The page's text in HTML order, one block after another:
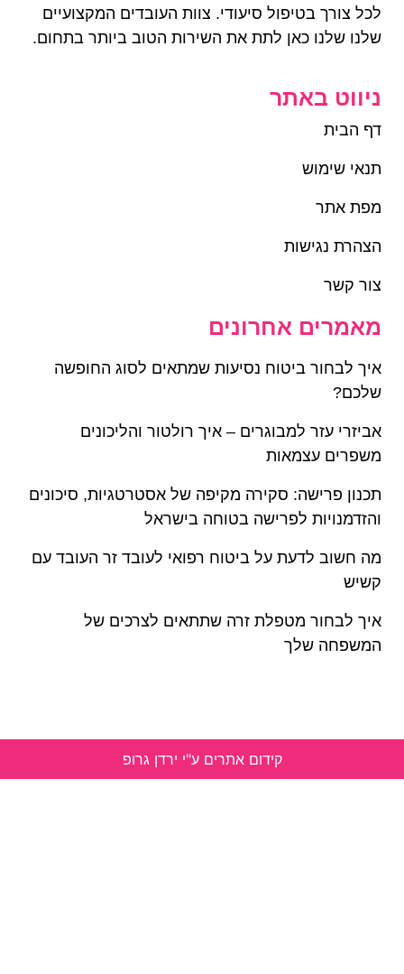
לכל צורך בטיפול סיעודי. צוות העובדים המקצועיים
שלנו שלנו כאן לתת את השירות הטוב ביותר בתחום.
ניווט באתר
דף הבית
תנאי שימוש
מפת אתר
הצהרת נגישות
צור קשר
מאמרים אחרונים
איך לבחור ביטוח נסיעות שמתאים לסוג החופשה
שלכם?
אביזרי עזר למבוגרים – איך רולטור והליכונים
משפרים עצמאות
תכנון פרישה: סקירה מקיפה של אסטרטגיות, סיכונים
והזדמנויות לפרישה בטוחה בישראל
מה חשוב לדעת על ביטוח רפואי לעובד זר העובד עם
קשיש
איך לבחור מטפלת זרה שתתאים לצרכים של
המשפחה שלך
קידום אתרים ע"י ירדן גרופ